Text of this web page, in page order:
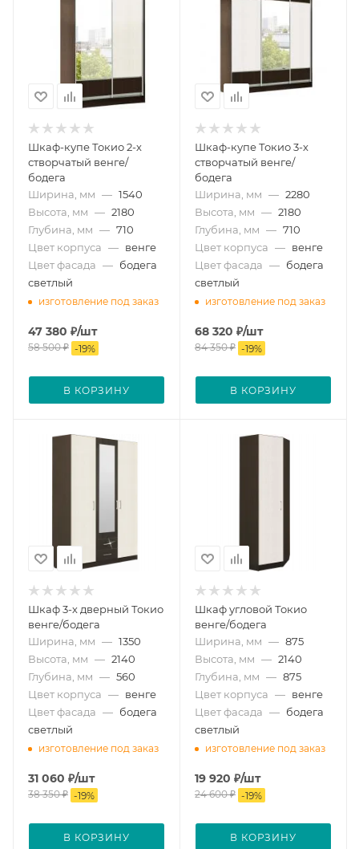
Шкаф-купе Токио 2-х
створчатый венге/
бодега
Ширина, мм — 1540
Высота, мм — 2180
Глубина, мм — 710
Цвет корпуса — венге
Цвет фасада — бодега
светлый
изготовление под заказ
47 380 ₽/шт
58 500₽ -19%
В КОРЗИНУ
Шкаф-купе Токио 3-х
створчатый венге/
бодега
Ширина, мм — 2280
Высота, мм — 2180
Глубина, мм — 710
Цвет корпуса — венге
Цвет фасада — бодега
светлый
изготовление под заказ
68 320 ₽/шт
84 350₽ -19%
В КОРЗИНУ
Шкаф 3-х дверный Токио
венге/бодега
Ширина, мм — 1350
Высота, мм — 2140
Глубина, мм — 560
Цвет корпуса — венге
Цвет фасада — бодега
светлый
изготовление под заказ
31 060 ₽/шт
38 350₽ -19%
В КОРЗИНУ
Шкаф угловой Токио
венге/бодега
Ширина, мм — 875
Высота, мм — 2140
Глубина, мм — 875
Цвет корпуса — венге
Цвет фасада — бодега
светлый
изготовление под заказ
19 920 ₽/шт
24 600₽ -19%
В КОРЗИНУ